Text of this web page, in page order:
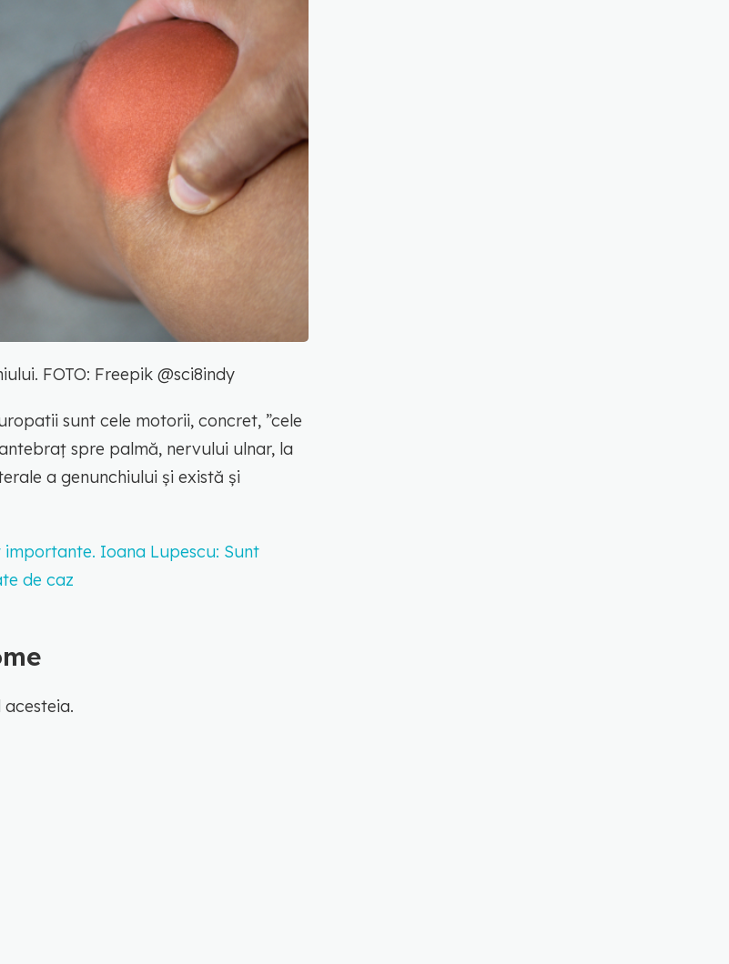
FOTO: Freepik @sci8indy
sunt cele motorii, concret, ”cele
spre palmă, nervului ulnar, la
a genunchiului și există și
Ioana Lupescu: Sunt
de caz